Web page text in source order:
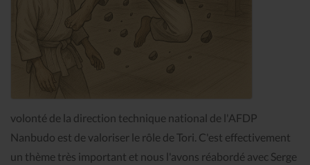
volonté de la direction technique national de l'AFDP
Nanbudo est de valoriser le rôle de Tori. C'est effectivement
un thème très important et nous l'avons réabordé avec Serge